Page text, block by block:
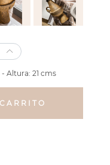
Altura: 21 cms